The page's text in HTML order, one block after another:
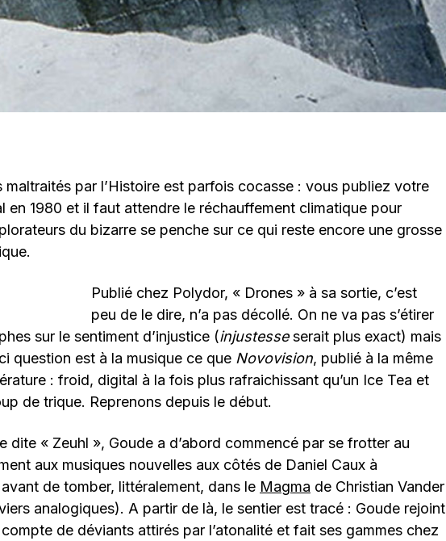
maltraités par l’Histoire est parfois cocasse : vous publiez votre
en 1980 et il faut attendre le réchauffement climatique pour
du bizarre se penche sur ce qui reste encore une grosse
Publié chez Polydor, « Drones » à sa sortie, c’est
peu de le dire, n’a pas décollé. On ne va pas s’étirer
sur le sentiment d’injustice (injustesseserait plus exact) mais
question est à la musique ce que Novovision, publié à la même
: froid, digital à la fois plus rafraichissant qu’un Ice Tea et
de trique. Reprenons depuis le début.
dite « Zeuhl », Goude a d’abord commencé par se frotter au
aux musiques nouvelles aux côtés de Daniel Caux à
avant de tomber, littéralement, dans le Magma de Christian Vander
analogiques). A partir de là, le sentier est tracé : Goude rejoint
de déviants attirés par l’atonalité et fait ses gammes chez